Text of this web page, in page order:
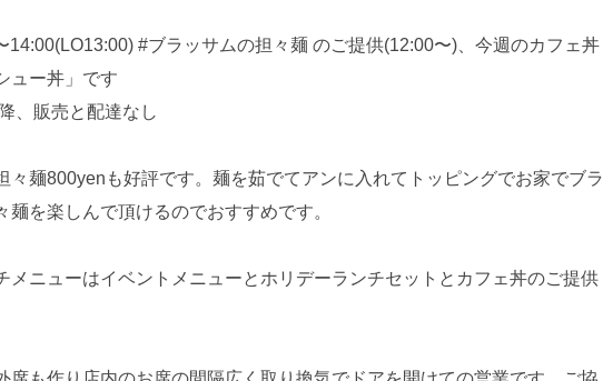
14:00(LO13:00) #ブラッサムの担々麺 のご提供(12:00〜)、今週のカフェ丼
ュー丼」です
、販売と配達なし
々麺800yenも好評です。麺を茹でてアンに入れてトッピングでお家でブラ
麺を楽しんで頂けるのでおすすめです。
メニューはイベントメニューとホリデーランチセットとカフェ丼のご提供